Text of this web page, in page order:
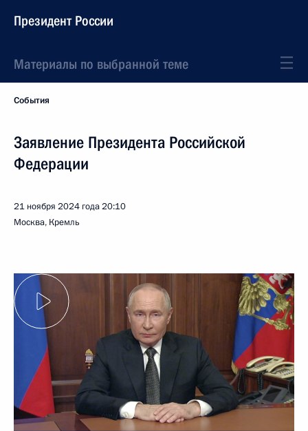
Президент России
Материалы по выбранной теме
События
Заявление Президента Российской
Федерации
21 ноября 2024 года20:10
Москва, Кремль